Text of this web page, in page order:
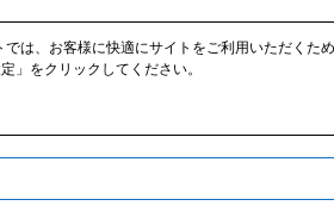
は、お客様に快適にサイトをご利用いただく
」をクリックしてください。​